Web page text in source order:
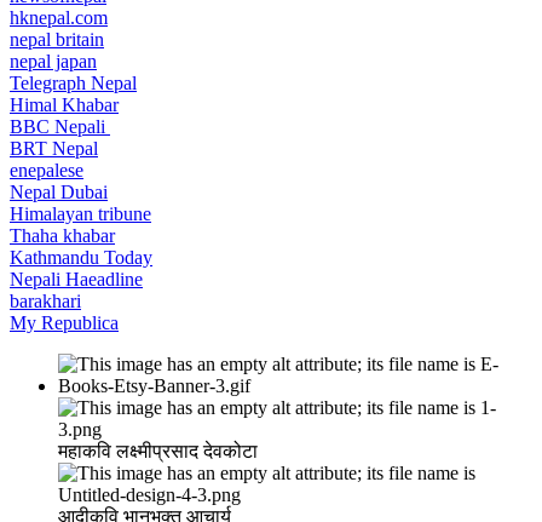
hknepal.com
nepal britain
nepal japan
Telegraph Nepal
Himal Khabar
BBC Nepali
BRT Nepal
enepalese
Nepal Dubai
Himalayan tribune
Thaha khabar
Kathmandu Today
Nepali Haeadline
barakhari
My Republica
महाकवि लक्ष्मीप्रसाद देवकोटा
आदीकवि भानुभक्त आचार्य